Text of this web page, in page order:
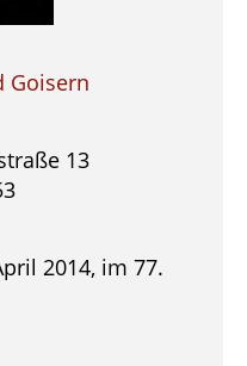
Goisern
13
2014, im 77.